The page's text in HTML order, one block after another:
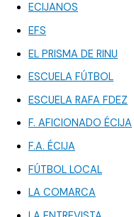
ECIJANOS
EFS
EL PRISMA DE RINU
ESCUELA FÚTBOL
ESCUELA RAFA FDEZ
F. AFICIONADO ÉCIJA
F.A. ÉCIJA
FÚTBOL LOCAL
LA COMARCA